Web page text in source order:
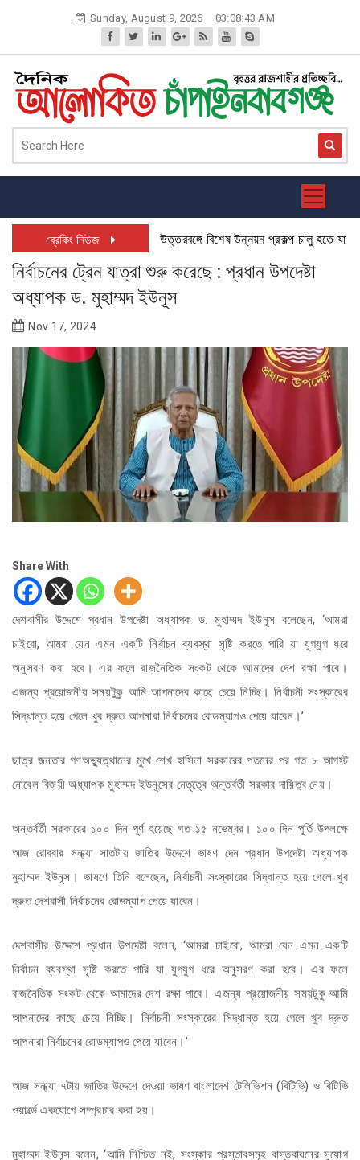
Sunday, August 9, 2026 03:08:43 AM
ব্রেকিং নিউজ উত্তরবঙ্গে বিশেষ উন্নয়ন প্রকল্প চালু হতে যাচ্ছে:
নির্বাচনের ট্রেন যাত্রা শুরু করেছে : প্রধান উপদেষ্টা
অধ্যাপক ড. মুহাম্মদ ইউনূস
Nov 17, 2024
Share With
দেশবাসীর উদ্দেশে প্রধান উপদেষ্টা অধ্যাপক ড. মুহাম্মদ ইউনূস বলেছেন, ‘আমরা
চাইবো, আমরা যেন এমন একটি নির্বাচন ব্যবস্থা সৃষ্টি করতে পারি যা যুগযুগ ধরে
অনুসরণ করা হবে। এর ফলে রাজনৈতিক সংকট থেকে আমাদের দেশ রক্ষা পাবে।
এজন্য প্রয়োজনীয় সময়টুকু আমি আপনাদের কাছে চেয়ে নিচ্ছি। নির্বাচনী সংস্কারের
সিদ্ধান্ত হয়ে গেলে খুব দ্রুত আপনারা নির্বাচনের রোডম্যাপও পেয়ে যাবেন।’
ছাত্র জনতার গণঅভ্যুত্থানের মুখে শেখ হাসিনা সরকারের পতনের পর গত ৮ আগস্ট
নোবেল বিজয়ী অধ্যাপক মুহাম্মদ ইউনূসের নেতৃত্বে অন্তর্বর্তী সরকার দায়িত্ব নেয়।
অন্তর্বর্তী সরকারের ১০০ দিন পূর্ণ হয়েছে গত ১৫ নভেম্বর। ১০০ দিন পূর্তি উপলক্ষে
আজ রোববার সন্ধ্যা সাতটায় জাতির উদ্দেশে ভাষণ দেন প্রধান উপদেষ্টা অধ্যাপক
মুহাম্মদ ইউনূস। ভাষণে তিনি বলেছেন, নির্বাচনী সংস্কারের সিদ্ধান্ত হয়ে গেলে খুব
দ্রুত দেশবাসী নির্বাচনের রোডম্যাপ পেয়ে যাবেন।
দেশবাসীর উদ্দেশে প্রধান উপদেষ্টা বলেন, ‘আমরা চাইবো, আমরা যেন এমন একটি
নির্বাচন ব্যবস্থা সৃষ্টি করতে পারি যা যুগযুগ ধরে অনুসরণ করা হবে। এর ফলে
রাজনৈতিক সংকট থেকে আমাদের দেশ রক্ষা পাবে। এজন্য প্রয়োজনীয় সময়টুকু আমি
আপনাদের কাছে চেয়ে নিচ্ছি। নির্বাচনী সংস্কারের সিদ্ধান্ত হয়ে গেলে খুব দ্রুত
আপনারা নির্বাচনের রোডম্যাপও পেয়ে যাবেন।’
আজ সন্ধ্যা ৭টায় জাতির উদ্দেশে দেওয়া ভাষণ বাংলাদেশ টেলিভিশন (বিটিভি) ও বিটিভি
ওয়ার্ল্ডে একযোগে সম্প্রচার করা হয়।
মুহাম্মদ ইউনূস বলেন, ‘আমি নিশ্চিত নই, সংস্কার প্রস্তাবসমূহ বাস্তবায়নের সুযোগ